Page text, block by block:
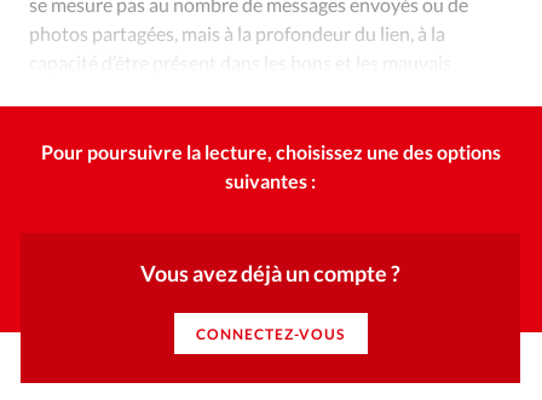
Société
Tour du monde des Eglises
Trait d'Ixène
photos partagées, mais à la profondeur du lien, à la
capacité d’être présent dans les bons et les mauvais
Pour poursuivre la lecture, choisissez une des options
suivantes :
Vous avez déjà un compte ?
CONNECTEZ-VOUS